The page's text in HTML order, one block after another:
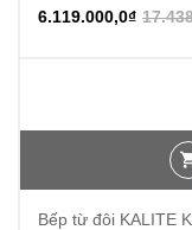
6.119.000,0₫
Bếp từ đôi KALITE